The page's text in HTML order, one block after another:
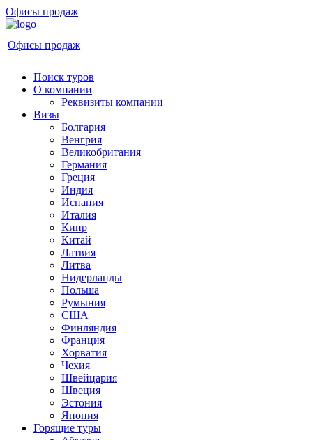
Офисы продаж
Офисы продаж
Поиск туров
О компании
Реквизиты компании
Визы
Болгария
Венгрия
Великобритания
Германия
Греция
Индия
Испания
Италия
Кипр
Китай
Латвия
Литва
Нидерланды
Польша
Румыния
США
Финляндия
Франция
Хорватия
Чехия
Швейцария
Швеция
Эстония
Япония
Горящие туры